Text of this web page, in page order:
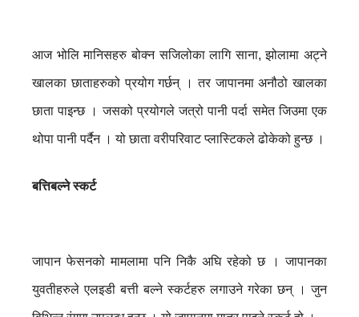
आज भोलि मानिसहरु बोक्न सजिलोका लागि साना, झोलामा अट्ने
खालका छाताहरुको प्रयोग गर्छन् । तर जापानमा अनौठो खालका
छाता पाइन्छ । जसको प्रयोगले जत्रो पानी पर्दा समेत जिउमा एक
थोपा पानी पर्दैन । यो छाता वरीपरिवाट प्लास्टिकले ढोकेको हुन्छ ।
बत्तिबल्ने स्कर्ट
जापान फेसनको मामलामा पनि निकै अघि रहेको छ । जापानका
युवतीहरुले एलइडी बत्ती बल्ने स्कर्टहरु लगाउने गरेका छन् । जुन